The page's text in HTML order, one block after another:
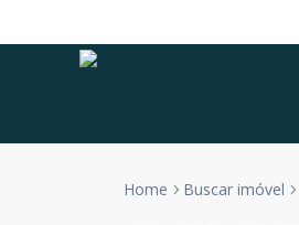
Home Buscar imóvel